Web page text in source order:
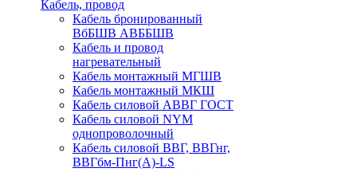
Кабель, провод
Кабель бронированный
ВбБШВ АВББШВ
Кабель и провод
нагревательный
Кабель монтажный МГШВ
Кабель монтажный МКШ
Кабель силовой АВВГ ГОСТ
Кабель силовой NYM
однопроволочный
Кабель силовой ВВГ, ВВГнг,
ВВГбм-Пнг(А)-LS